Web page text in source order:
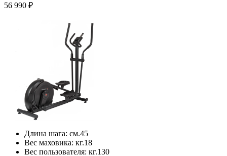
56 990 ₽
Длина шага: см.45
Вес маховика: кг.18
Вес пользователя: кг.130